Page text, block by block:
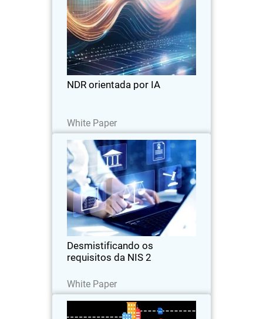
NDR orientada por IA
White Paper
Descubra os cinco casos de uso críticos
cobertos pelo ThreatSync NDR e o valor
que isso agrega às pequenas equipes
de segurança.
Thumbnail
Desmistificando os
requisitos da NIS 2
White Paper
Desmistificando os requisitos
da NIS 2
Body
Aprofunde-se nos requisitos essenciais
da NIS 2. Entenda as obrigações de
segurança e de geração de relatórios e
descubra as etapas práticas para
alcançar a conformidade.
Serviço de Aplicativos Zero